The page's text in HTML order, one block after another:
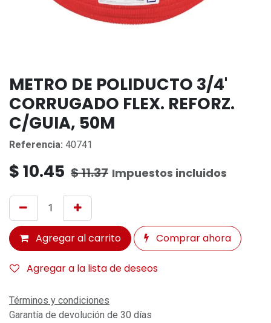
METRO DE POLIDUCTO 3/4'
CORRUGADO FLEX. REFORZ.
C/GUIA, 50M
Referencia: 40741
$10.45 $11.37 Impuestos incluidos
Agregar al carrito Comprar ahora
Agregar a la lista de deseos
Términos y condiciones
Garantía de devolución de 30 días